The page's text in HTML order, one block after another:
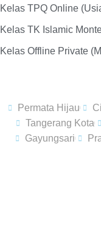
Kelas TPQ Online
Kelas TK Islamic
Kelas Offline Private
Permata Hijau
Tangerang Kota
Gayungsari